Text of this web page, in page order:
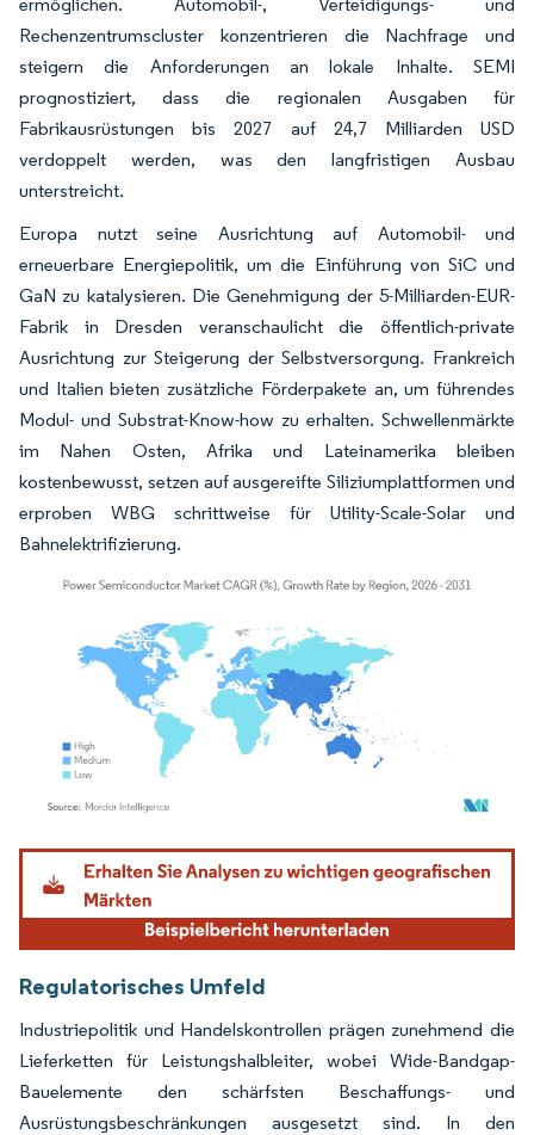
Rechenzentrumscluster konzentrieren die Nachfrage und
steigern die Anforderungen an lokale Inhalte. SEMI
prognostiziert, dass die regionalen Ausgaben für
Fabrikausrüstungen bis 2027 auf 24,7 Milliarden USD
verdoppelt werden, was den langfristigen Ausbau
unterstreicht.
Europa nutzt seine Ausrichtung auf Automobil- und
erneuerbare Energiepolitik, um die Einführung von SiC und
GaN zu katalysieren. Die Genehmigung der 5-Milliarden-EUR-
Fabrik in Dresden veranschaulicht die öffentlich-private
Ausrichtung zur Steigerung der Selbstversorgung. Frankreich
und Italien bieten zusätzliche Förderpakete an, um führendes
Modul- und Substrat-Know-how zu erhalten. Schwellenmärkte
im Nahen Osten, Afrika und Lateinamerika bleiben
kostenbewusst, setzen auf ausgereifte Siliziumplattformen und
erproben WBG schrittweise für Utility-Scale-Solar und
Bahnelektrifizierung.
Bild © Mordor Intelligence. Wiederverwendung erfordert Namensnennung gemäß
Regulatorisches Umfeld
Industriepolitik und Handelskontrollen prägen zunehmend die
Lieferketten für Leistungshalbleiter, wobei Wide-Bandgap-
Bauelemente den schärfsten Beschaffungs- und
Ausrüstungsbeschränkungen ausgesetzt sind. In den